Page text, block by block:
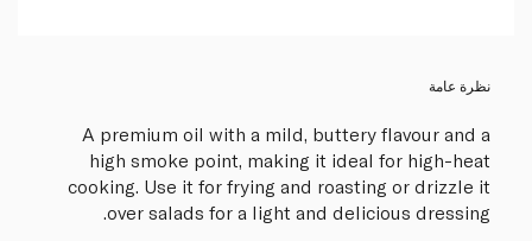
نظرة عامة
A premium oil with a mild, buttery flavour and a
high smoke point, making it ideal for high-heat
cooking. Use it for frying and roasting or drizzle it
over salads for a light and delicious dressing.